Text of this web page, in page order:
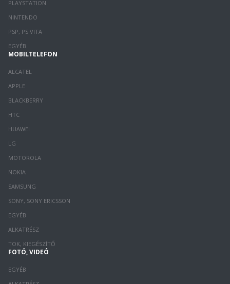
PLAYSTATION
NINTENDO
PSP, PS VITA
EGYÉB
MOBILTELEFON
ALCATEL
APPLE
BLACKBERRY
HTC
HUAWEI
LG
MOTOROLA
NOKIA
SAMSUNG
SONY, SONY ERICSSON
EGYÉB
ALKATRÉSZ
TOK, KIEGÉSZÍTŐ
FOTÓ, VIDEÓ
EGYÉB